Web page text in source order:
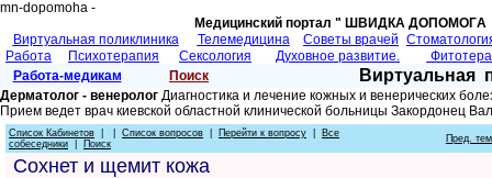
mn-dopomoha -
Медицинский портал " ШВИДКА
Виртуальная поликлиника
Телемедицина Советы врачей
Работа
Психотерапия Сексология Духовное развитие.
Работа-медикам
Поиск Виртуальная
Дерматолог - венеролог Диагностика и лечение кожных и венерических
Прием ведет врач киевской областной клинической больницы Закордонец
Список Кабинетов Список вопросов Перейти к вопросу
Все
собеседники
Поиск Пред.
Сохнет и щемит кожа